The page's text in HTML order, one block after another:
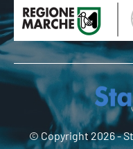
© Copyright 2026 -